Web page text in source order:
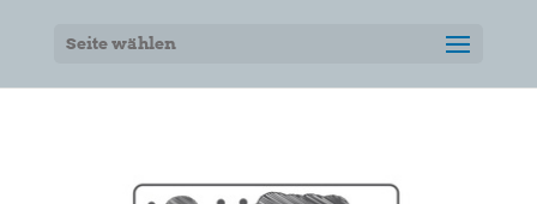
Seite wählen